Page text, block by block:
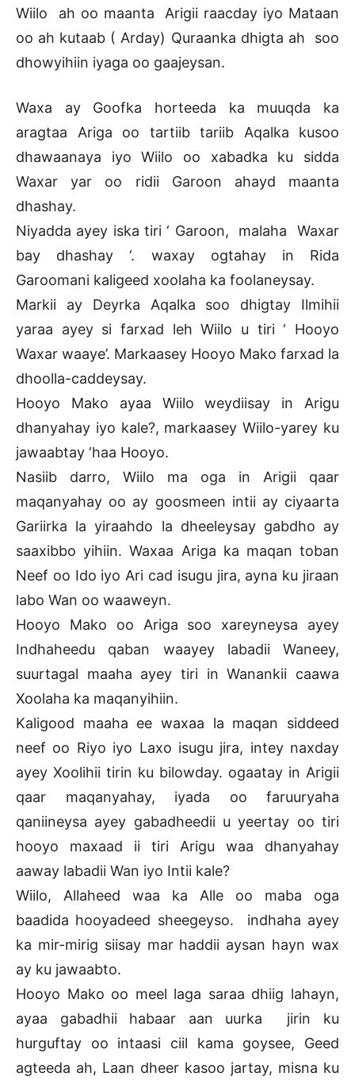
Wiilo ah oo maanta Arigii raacday iyo Mataan
oo ah kutaab ( Arday) Quraanka dhigta ah soo
dhowyihiin iyaga oo gaajeysan.
Waxa ay Goofka horteeda ka muuqda ka
aragtaa Ariga oo tartiib tariib Aqalka kusoo
dhawaanaya iyo Wiilo oo xabadka ku sidda
Waxar yar oo ridii Garoon ahayd maanta
dhashay.
Niyadda ayey iska tiri ‘ Garoon, malaha Waxar
bay dhashay ‘. waxay ogtahay in Rida
Garoomani kaligeed xoolaha ka foolaneysay.
Markii ay Deyrka Aqalka soo dhigtay Ilmihii
yaraa ayey si farxad leh Wiilo u tiri ‘ Hooyo
Waxar waaye’. Markaasey Hooyo Mako farxad la
dhoolla-caddeysay.
Hooyo Mako ayaa Wiilo weydiisay in Arigu
dhanyahay iyo kale?, markaasey Wiilo-yarey ku
jawaabtay ‘haa Hooyo.
Nasiib darro, Wiilo ma oga in Arigii qaar
maqanyahay oo ay goosmeen intii ay ciyaarta
Gariirka la yiraahdo la dheeleysay gabdho ay
saaxibbo yihiin. Waxaa Ariga ka maqan toban
Neef oo Ido iyo Ari cad isugu jira, ayna ku jiraan
labo Wan oo waaweyn.
Hooyo Mako oo Ariga soo xareyneysa ayey
Indhaheedu qaban waayey labadii Waneey,
suurtagal maaha ayey tiri in Wanankii caawa
Xoolaha ka maqanyihiin.
Kaligood maaha ee waxaa la maqan siddeed
neef oo Riyo iyo Laxo isugu jira, intey naxday
ayey Xoolihii tirin ku bilowday. ogaatay in Arigii
qaar maqanyahay, iyada oo faruuryaha
qaniineysa ayey gabadheedii u yeertay oo tiri
hooyo maxaad ii tiri Arigu waa dhanyahay
aaway labadii Wan iyo Intii kale?
Wiilo, Allaheed waa ka Alle oo maba oga
baadida hooyadeed sheegeyso. indhaha ayey
ka mir-mirig siisay mar haddii aysan hayn wax
ay ku jawaabto.
Hooyo Mako oo meel laga saraa dhiig lahayn,
ayaa gabadhii habaar aan uurka jirin ku
hurguftay oo intaasi ciil kama goysee, Geed
agteeda ah, Laan dheer kasoo jartay, misna ku